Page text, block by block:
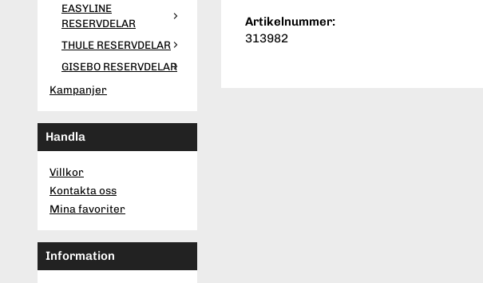
EASYLINE
RESERVDELAR
THULE RESERVDELAR
GISEBO RESERVDELAR
Kampanjer
Handla
Villkor
Kontakta oss
Mina favoriter
Information
Artikelnummer:
313982